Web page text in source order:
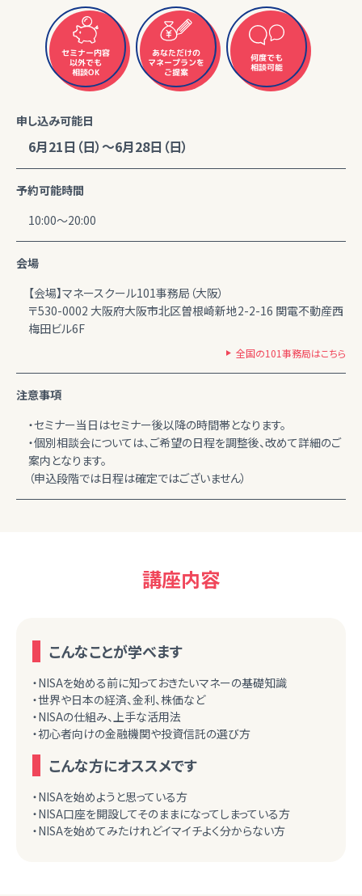
セミナー内容
以外でも
相談OK
あなただけの
マネープランを
ご提案
何度でも
相談可能
申し込み可能日
6月21日（日）～6月28日（日）
予約可能時間
10:00～20:00
会場
【会場】マネースクール101事務局（大阪）
〒530-0002 大阪府大阪市北区曽根崎新地2-2-16 関電不動産西
梅田ビル6F
全国の101事務局はこちら
注意事項
・セミナー当日はセミナー後以降の時間帯となります。
・個別相談会については、ご希望の日程を調整後、改めて詳細のご
案内となります。
（申込段階では日程は確定ではございません）
講座内容
こんなことが学べます
・NISAを始める前に知っておきたいマネーの基礎知識
・世界や日本の経済、金利、株価など
・NISAの仕組み、上手な活用法
・初心者向けの金融機関や投資信託の選び方
こんな方にオススメです
・NISAを始めようと思っている方
・NISA口座を開設してそのままになってしまっている方
・NISAを始めてみたけれどイマイチよく分からない方